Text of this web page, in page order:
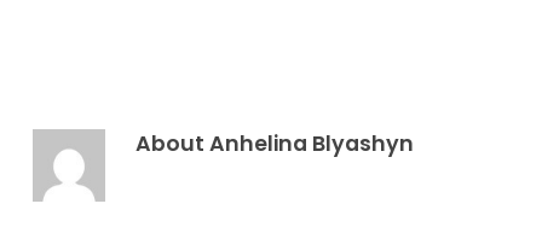
About Anhelina Blyashyn